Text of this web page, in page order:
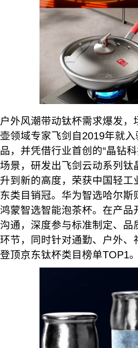
户外风潮带动钛杯需求爆发
壶领域专家飞剑自2019年就
品，并凭借行业首创的“晶钻
场景，研发出飞剑云动系列
升到新的高度，荣获中国轻工
东类目销冠。华为智选哈尔
鸿蒙智选智能泡茶杯。在产
沟通，深度参与标准制定、
环节，同时针对通勤、户外
登顶京东钛杯类目榜单TOP1。